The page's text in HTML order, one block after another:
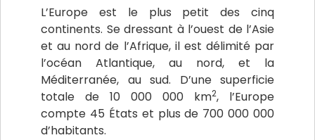
L’Europe est le plus petit des cinq
continents. Se dressant à l’ouest de l’Asie
et au nord de l’Afrique, il est délimité par
l’océan Atlantique, au nord, et la
Méditerranée, au sud. D’une superficie
totale de 10 000 000 km2, l’Europe
compte 45 États et plus de 700 000 000
d’habitants.